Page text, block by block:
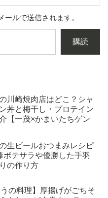
ルで送信されます。
購読
川崎焼肉店はどこ？シャ
丼と梅干し・プロテイン
【一茂×かまいたちゲン
生ビールおつまみレシピ
ポテサラや優勝した手羽
の作り方
の料理】厚揚げがごちそ